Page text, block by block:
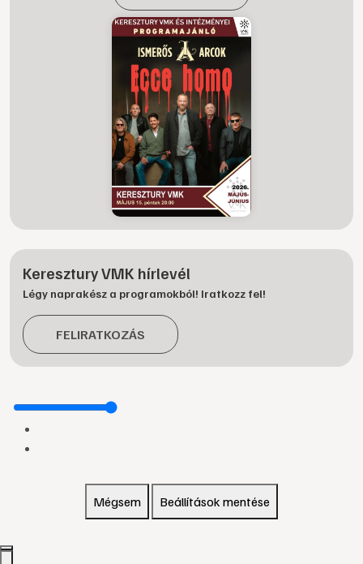
Keresztury VMK hírlevél
Légy naprakész a programokból! Iratkozz fel!
FELIRATKOZÁS
Mégsem Beállítások mentése